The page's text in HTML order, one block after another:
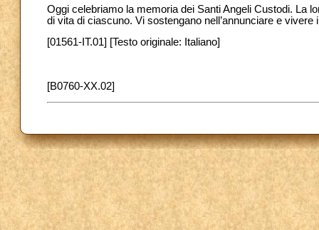
Oggi celebriamo la memoria dei Santi Angeli Custodi. La
di vita di ciascuno. Vi sostengano nell’annunciare e
[01561-IT.01] [Testo originale: Italiano]
[B0760-XX.02]